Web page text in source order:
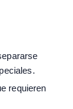
requieren